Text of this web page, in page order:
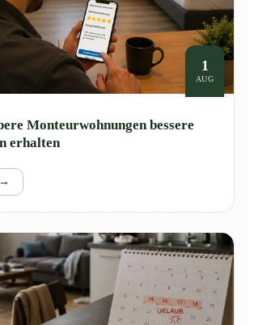
1
AUG
Monteurwohnungen bessere
erhalten
→